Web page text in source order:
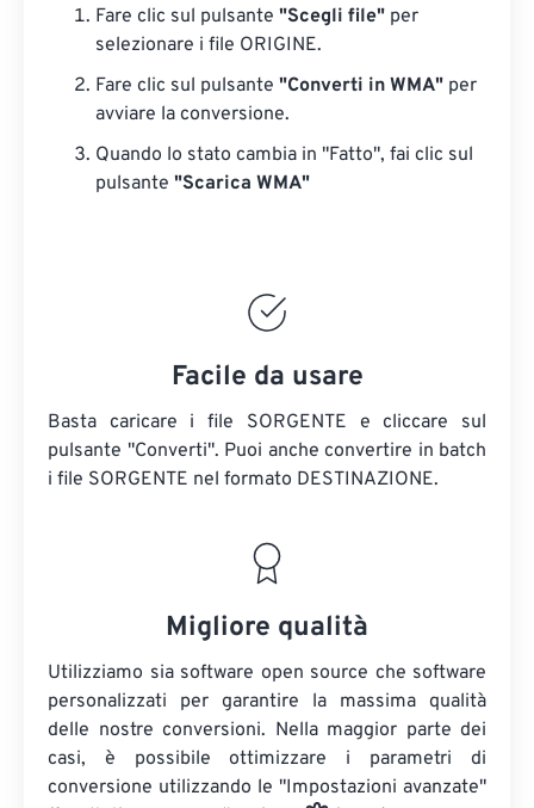
Fare clic sul pulsante "Scegli file" per
selezionare i file ORIGINE.
Fare clic sul pulsante "Converti in WMA" per
avviare la conversione.
Quando lo stato cambia in "Fatto", fai clic sul
pulsante "Scarica WMA"
Facile da usare
Basta caricare i file SORGENTE e cliccare sul
pulsante "Converti". Puoi anche convertire in batch
i file SORGENTE nel formato DESTINAZIONE.
Migliore qualità
Utilizziamo sia software open source che software
personalizzati per garantire la massima qualità
delle nostre conversioni. Nella maggior parte dei
casi, è possibile ottimizzare i parametri di
conversione utilizzando le "Impostazioni avanzate"